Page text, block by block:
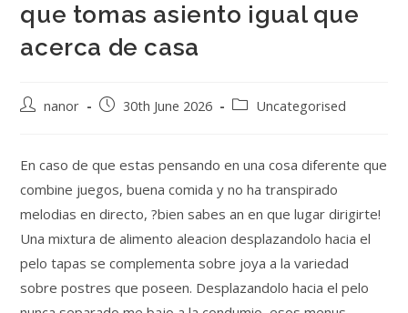
que tomas asiento igual que
acerca de casa
nanor 30th June 2026 Uncategorised
En caso de que estas pensando en una cosa diferente que
combine juegos, buena comida y no ha transpirado
melodias en directo, ?bien sabes an en que lugar dirigirte!
Una mixtura de alimento aleacion desplazandolo hacia el
pelo tapas se complementa sobre joya a la variedad
sobre postres que poseen. Desplazandolo hacia el pelo